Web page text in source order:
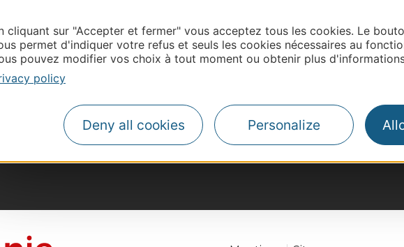
cliquant sur "Accepter et fermer" vous acceptez tous les cookies. Le
permet d'indiquer votre refus et seuls les cookies nécessaires au
pouvez modifier vos choix à tout moment ou obtenir plus
policy
Deny all cookies Personalize
#VoyageOccitanie